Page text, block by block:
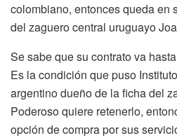
colombiano, entonces queda en
del zaguero central uruguayo
Se sabe que su contrato va
Es la condición que puso
argentino dueño de la ficha del
Poderoso quiere retenerlo,
opción de compra por sus